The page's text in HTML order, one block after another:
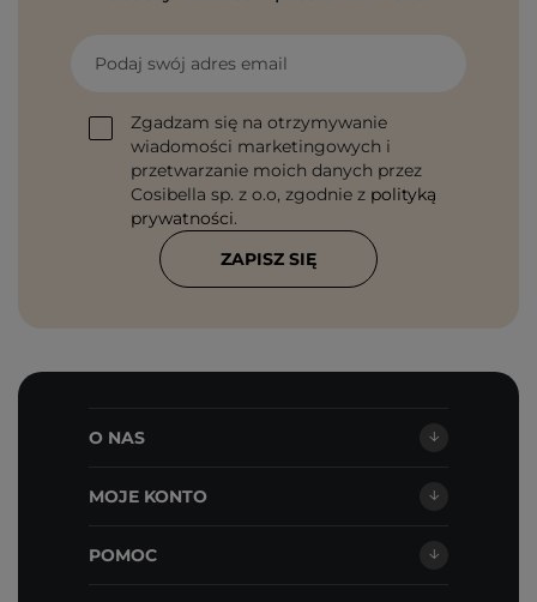
Podaj swój adres email
Zgadzam się na otrzymywanie
wiadomości marketingowych i
przetwarzanie moich danych przez
Cosibella sp. z o.o, zgodnie z polityką
prywatności.
ZAPISZ SIĘ
O NAS
MOJE KONTO
POMOC